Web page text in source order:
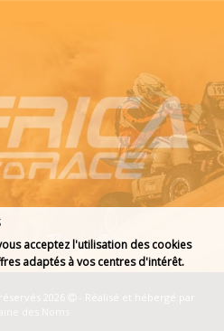
2026
- Réalisé et hébergé par
acceptez l'utilisation des cookies
adaptés à vos centres d'intérêt.